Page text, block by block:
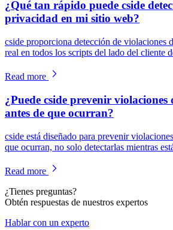
¿Qué tan rápido puede cside
privacidad en mi sitio web?
cside proporciona detección de violaciones
real en todos los scripts del lado del cliente
Read more
¿Puede cside prevenir
antes de que ocurran?
cside está diseñado para prevenir
que ocurran, no solo detectarlas mientras
Read more
¿Tienes preguntas?
Obtén respuestas de nuestros expertos
Hablar con un experto